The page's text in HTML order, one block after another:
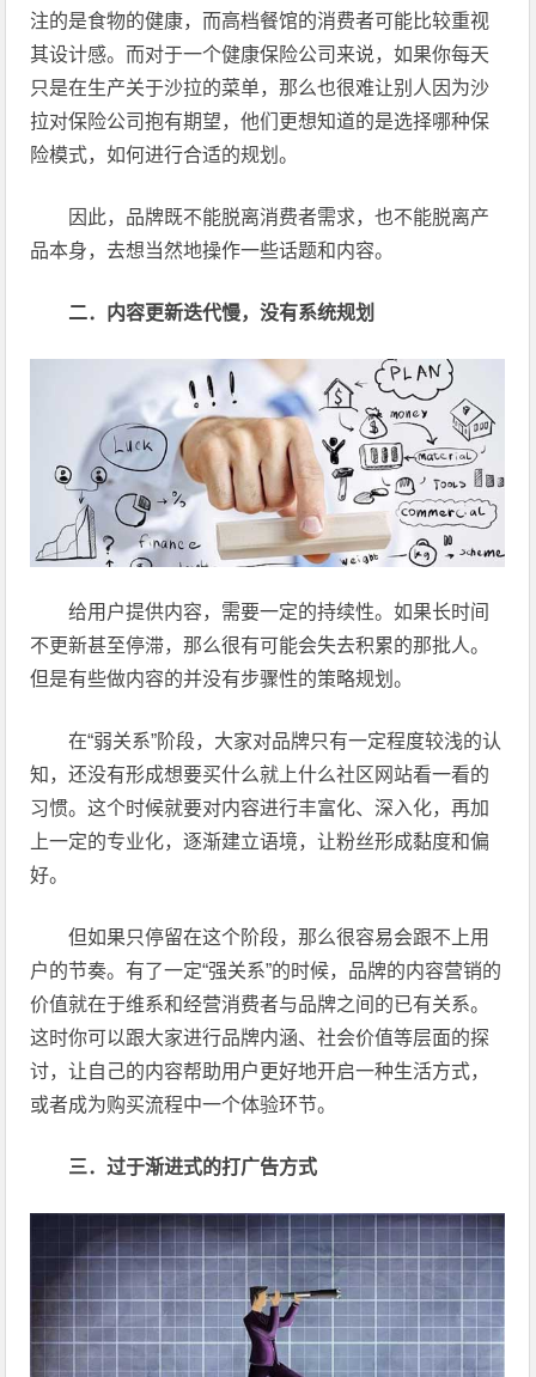
注的是食物的健康，而高档餐馆的消费者可能比较重视
其设计感。而对于一个健康保险公司来说，如果你每天
只是在生产关于沙拉的菜单，那么也很难让别人因为沙
拉对保险公司抱有期望，他们更想知道的是选择哪种保
险模式，如何进行合适的规划。
因此，品牌既不能脱离消费者需求，也不能脱离产
品本身，去想当然地操作一些话题和内容。
二．内容更新迭代慢，没有系统规划
给用户提供内容，需要一定的持续性。如果长时间
不更新甚至停滞，那么很有可能会失去积累的那批人。
但是有些做内容的并没有步骤性的策略规划。
在“弱关系”阶段，大家对品牌只有一定程度较浅的认
知，还没有形成想要买什么就上什么社区网站看一看的
习惯。这个时候就要对内容进行丰富化、深入化，再加
上一定的专业化，逐渐建立语境，让粉丝形成黏度和偏
好。
但如果只停留在这个阶段，那么很容易会跟不上用
户的节奏。有了一定“强关系”的时候，品牌的内容营销的
价值就在于维系和经营消费者与品牌之间的已有关系。
这时你可以跟大家进行品牌内涵、社会价值等层面的探
讨，让自己的内容帮助用户更好地开启一种生活方式，
或者成为购买流程中一个体验环节。
三．过于渐进式的打广告方式